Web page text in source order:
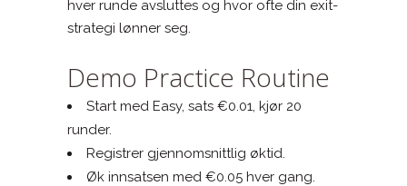
hver runde avsluttes og hvor ofte din exit-
strategi lønner seg.
Demo Practice Routine
Start med Easy, sats €0.01, kjør 20
runder.
Registrer gjennomsnittlig øktid.
Øk innsatsen med €0.05 hver gang.